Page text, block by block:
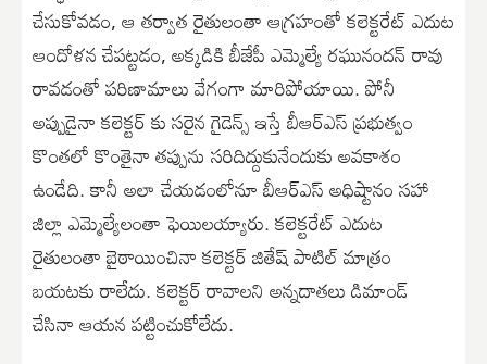
చేసుకోవడం, ఆ తర్వాత రైతులంతా ఆగ్రహంతో కలెక్టరేట్ ఎదుట
ఆందోళన చేపట్టడం, అక్కడికి బీజేపీ ఎమ్మెల్యే రఘునందన్ రావు
రావడంతో పరిణామాలు వేగంగా మారిపోయాయి. పోనీ
అప్పుడైనా కలెక్టర్ కు సరైన గైడెన్స్ ఇస్తే బీఆర్ఎస్ ప్రభుత్వం
కొంతలో కొంతైనా తప్పును సరిదిద్దుకునేందుకు అవకాశం
ఉండేది. కానీ అలా చేయడంలోనూ బీఆర్ఎస్ అధిష్టానం సహా
జిల్లా ఎమ్మెల్యేలంతా ఫెయిలయ్యారు. కలెక్టరేట్ ఎదుట
రైతులంతా బైఠాయించినా కలెక్టర్ జితేష్ పాటిల్ మాత్రం
బయటకు రాలేదు. కలెక్టర్ రావాలని అన్నదాతలు డిమాండ్
చేసినా ఆయన పట్టించుకోలేదు.